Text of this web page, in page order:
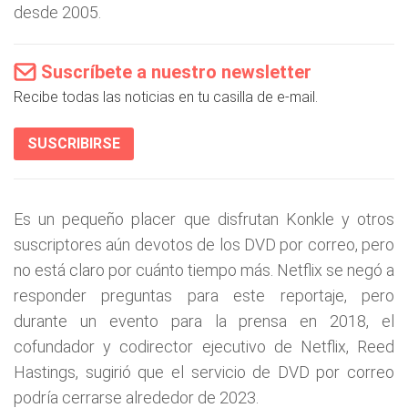
desde 2005.
Suscríbete a nuestro newsletter
Recibe todas las noticias en tu casilla de e-mail.
SUSCRIBIRSE
Es un pequeño placer que disfrutan Konkle y otros
suscriptores aún devotos de los DVD por correo, pero
no está claro por cuánto tiempo más. Netflix se negó a
responder preguntas para este reportaje, pero
durante un evento para la prensa en 2018, el
cofundador y codirector ejecutivo de Netflix, Reed
Hastings, sugirió que el servicio de DVD por correo
podría cerrarse alrededor de 2023.